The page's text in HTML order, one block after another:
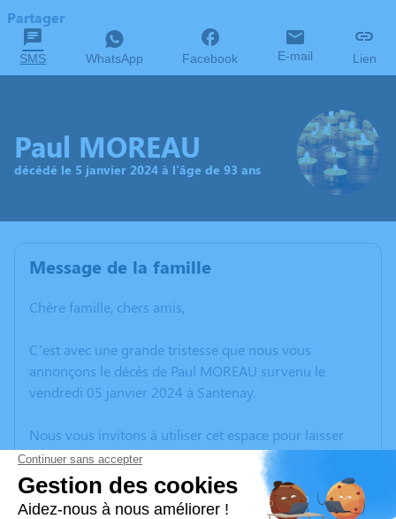
Partager
SMS WhatsApp Facebook E-mail Lien
Paul MOREAU
décédé le 5 janvier 2024 à l'âge de 93 ans
Message de la famille
Chère famille, chers amis,
C’est avec une grande tristesse que nous vous
annonçons le décès de Paul MOREAU survenu le
vendredi 05 janvier 2024 à Santenay.
Nous vous invitons à utiliser cet espace pour laisser
vos condoléances, partager des photos souvenirs, une
anecdote ou exprimer vos pensées à travers des
poèmes ou des textes. Cet endroit est un lieu